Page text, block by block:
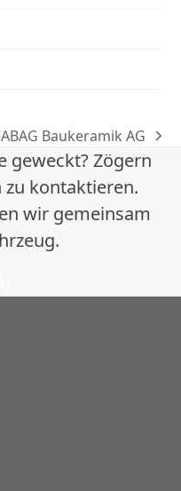
Baukeramik AG
geweckt? Zögern
zu kontaktieren.
wir gemeinsam